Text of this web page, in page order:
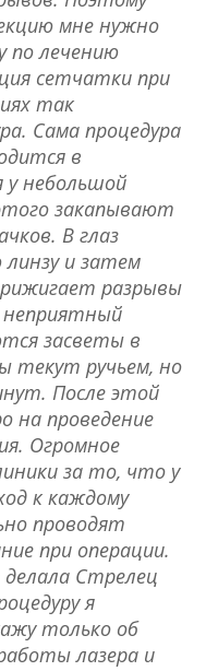
мне нужно
по лечению
сетчатки при
так
Сама процедура
в
у небольшой
закапывают
В глаз
и затем
разрывы
засветы в
текут ручьем, но
После этой
на проведение
Огромное
за то, что у
к каждому
проводят
при операции.
Стрелец
я
только об
лазера и